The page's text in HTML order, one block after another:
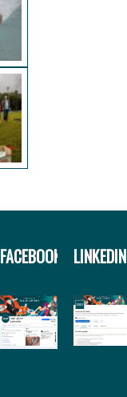
FACEBOOK LINKEDIN